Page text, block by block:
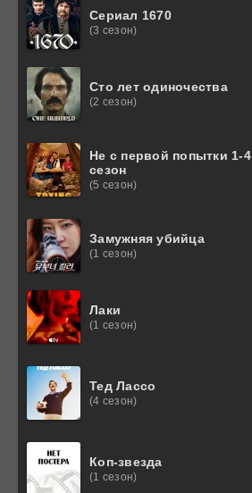
Сериал 1670
(3 сезон)
Сто лет одиночества
(2 сезон)
Не с первой попытки 1-4
сезон
(5 сезон)
Замужняя убийца
(1 сезон)
Лаки
(1 сезон)
Тед Лассо
(4 сезон)
Коп-звезда
(1 сезон)